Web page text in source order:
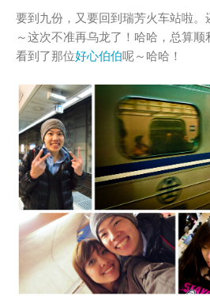
要到九份，又要回到瑞芳火车站啦
～这次不准再乌龙了！哈哈，总算
看到了那位好心伯伯呢～哈哈！